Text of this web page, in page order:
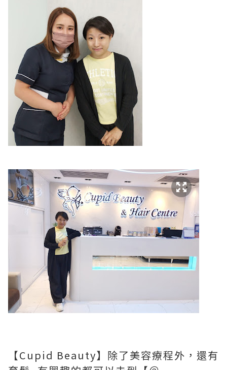
【Cupid Beauty】除了美容療程外，還有